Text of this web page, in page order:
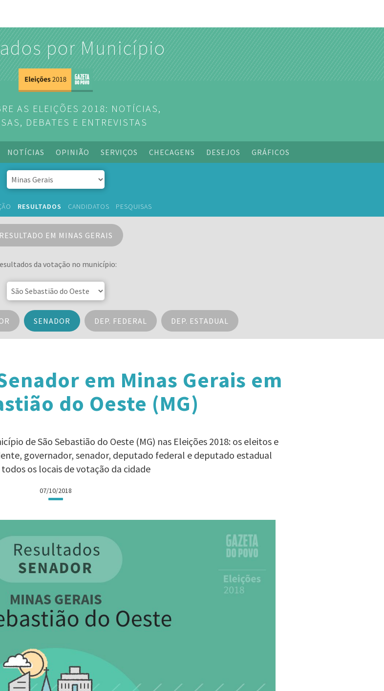
por Município
AS ELEIÇÕES 2018: NOTÍCIAS,
DEBATES E ENTREVISTAS
NOTÍCIAS OPINIÃO SERVIÇOS CHECAGENS DESEJOS GRÁFICOS
RESULTADOS CANDIDATOS PESQUISAS
RESULTADO EM MINAS GERAIS
da votação no município:
SENADOR DEP. FEDERAL DEP. ESTADUAL
em Minas Gerais em
do Oeste (MG)
de São Sebastião do Oeste (MG) nas Eleições 2018: os eleitos e
governador, senador, deputado federal e deputado estadual
os locais de votação da cidade
07/10/2018